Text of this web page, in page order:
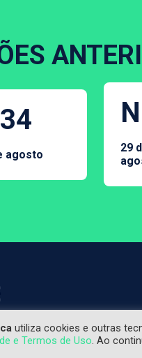
agosto
29
publicados não refletem,
utiliza cookies e outras
e Termos de Uso . Ao